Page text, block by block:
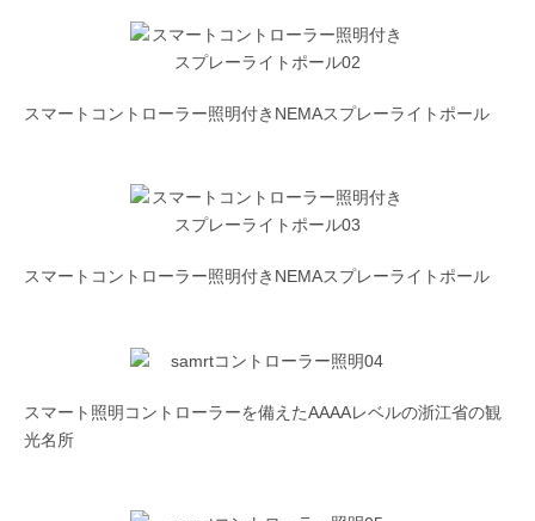
スマートコントローラー照明付きNEMAスプレーライトポール
スマートコントローラー照明付きNEMAスプレーライトポール
スマート照明コントローラーを備えたAAAAレベルの浙江省の観
光名所